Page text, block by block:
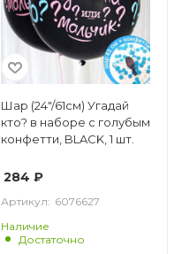
Шар (24"/61см) Угадай
кто? в наборе с голубым
конфетти, BLACK, 1 шт.
284 ₽
Артикул: 6076627
Наличие
Достаточно